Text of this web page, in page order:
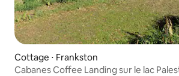
Cottage ⋅ Frankston
Cabanes Coffee Landing sur le lac